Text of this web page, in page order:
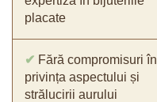
placate
✔ Fără compromisuri în
privința aspectului și
strălucirii aurului